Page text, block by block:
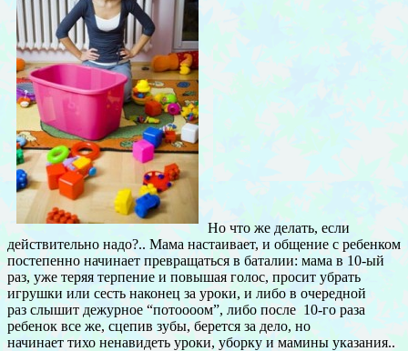
Но что же делать, если
действительно надо?.. Мама настаивает, и общение с ребенком
постепенно начинает превращаться в баталии: мама в 10-ый
раз, уже теряя терпение и повышая голос, просит убрать
игрушки или сесть наконец за уроки, и либо в очередной
раз слышит дежурное “потоооом”, либо после 10-го раза
ребенок все же, сцепив зубы, берется за дело, но
начинает тихо ненавидеть уроки, уборку и мамины указания..